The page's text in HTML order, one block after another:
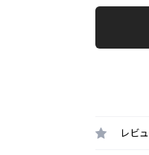
レビ